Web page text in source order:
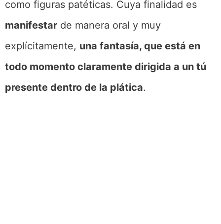
como figuras patéticas. Cuya finalidad es
manifestar de manera oral y muy
explícitamente, una fantasía, que está en
todo momento claramente dirigida a un tú
presente dentro de la plática.